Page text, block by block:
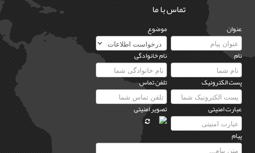
تماس با ما
عنوان
موضوع
نام
نام خانوادگی
پست الکترونیک
تلفن تماس
عبارت امنیتی
تصویر امنیتی
پیام